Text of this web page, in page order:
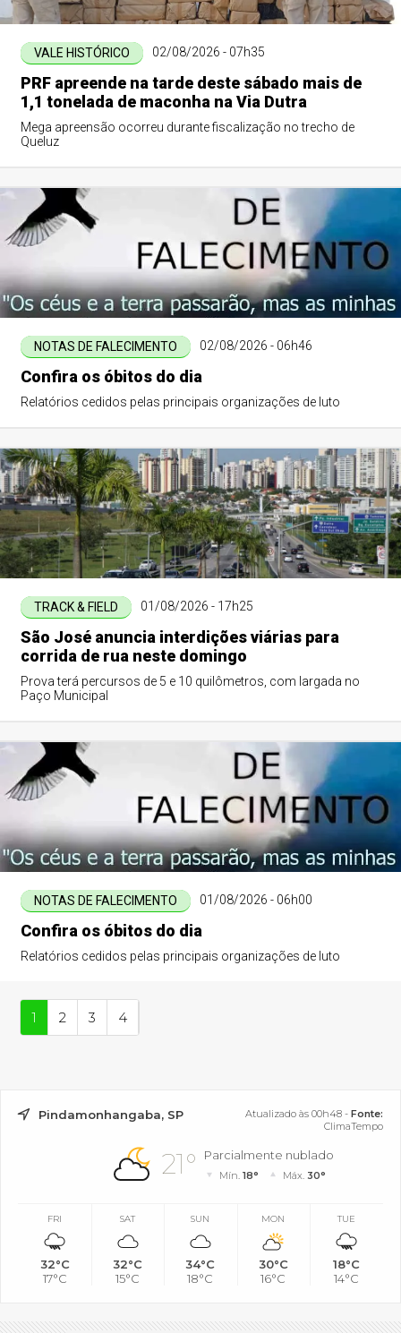
VALE HISTÓRICO 02/08/2026 - 07h35
PRF apreende na tarde deste sábado mais de
1,1 tonelada de maconha na Via Dutra
Mega apreensão ocorreu durante fiscalização no trecho de
Queluz
NOTAS DE FALECIMENTO 02/08/2026 - 06h46
Confira os óbitos do dia
Relatórios cedidos pelas principais organizações de luto
TRACK & FIELD 01/08/2026 - 17h25
São José anuncia interdições viárias para
corrida de rua neste domingo
Prova terá percursos de 5 e 10 quilômetros, com largada no
Paço Municipal
NOTAS DE FALECIMENTO 01/08/2026 - 06h00
Confira os óbitos do dia
Relatórios cedidos pelas principais organizações de luto
1 2 3 4
Pindamonhangaba, SP Atualizado às 00h48 - Fonte:
ClimaTempo
21° Parcialmente nublado
Mín.18° Máx. 30°
FRI
32°C
17°C
SAT
32°C
15°C
SUN
34°C
18°C
MON
30°C
16°C
TUE
18°C
14°C